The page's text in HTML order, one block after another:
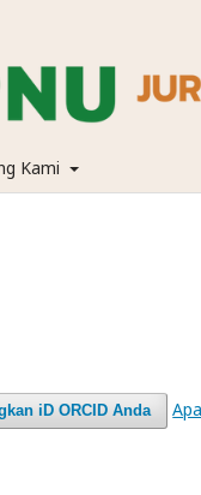
Kami
iD ORCID Anda